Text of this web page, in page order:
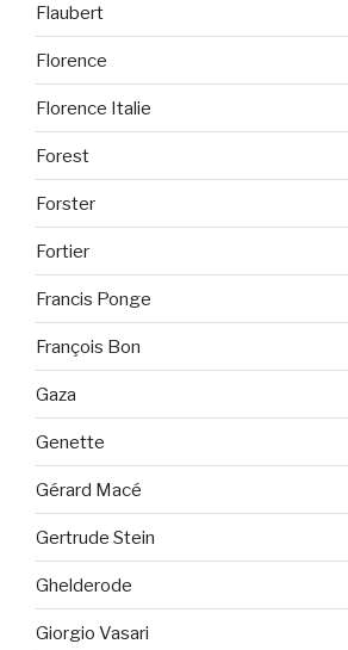
Flaubert
Florence
Florence Italie
Forest
Forster
Fortier
Francis Ponge
François Bon
Gaza
Genette
Gérard Macé
Gertrude Stein
Ghelderode
Giorgio Vasari